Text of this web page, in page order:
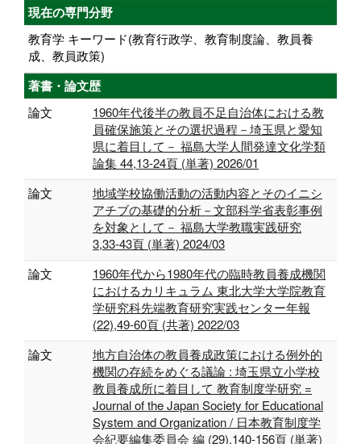
現在の専門分野
教育学 キーワード(教育行政学、教育制度論、教員養
成、教員政策)
著書・論文歴
論文
1960年代後半の教員不足自治体における教
員確保施策とその選択過程－埼玉県と愛知
県に着目して－ 福島大学人間発達文化学類
論集 44,13-24頁 (単著) 2026/01
論文
地域学校協働活動の活動内容とそのイニシ
アチブの基礎的分析－文部科学省表彰事例
を対象として－ 福島大学教職実践研究
3,33-43頁 (単著) 2024/03
論文
1960年代から1980年代の臨時教員養成機関
におけるカリキュラム 東北大学大学院教育
学研究科先端教育研究実践センター年報
(22),49-60頁 (共著) 2022/03
論文
地方自治体の教員養成政策における例外的
機関の存続をめぐる議論 : 埼玉県立小学校
教員養成所に着目して 教育制度学研究 =
Journal of the Japan Society for Educational
System and Organization / 日本教育制度学
会紀要編集委員会 編 (29),140-156頁 (単著)